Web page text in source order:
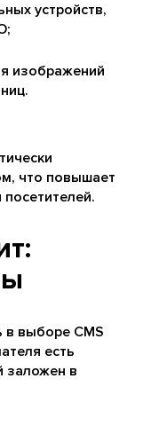
устройств,
изображений
что повышает
выборе CMS
есть
заложен в